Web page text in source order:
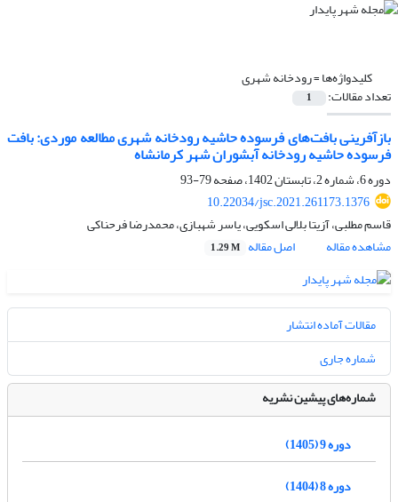
کلیدواژه‌ها =رودخانه شهری
تعداد مقالات: 1
بازآفرینی بافت‌های فرسوده حاشیه رودخانه شهری مطالعه موردی: بافت
فرسوده حاشیه رودخانه آبشوران شهر کرمانشاه
دوره 6، شماره 2، تابستان 1402، صفحه
79-93
10.22034/jsc.2021.261173.1376
قاسم مطلبی، آزیتا بلالی اسکویی، یاسر شهبازی، محمدرضا فرحناکی
مشاهده مقاله
اصل مقاله 1.29 M
مقالات آماده انتشار
شماره جاری
شماره‌های پیشین نشریه
دوره 9 (1405)
دوره 8 (1404)